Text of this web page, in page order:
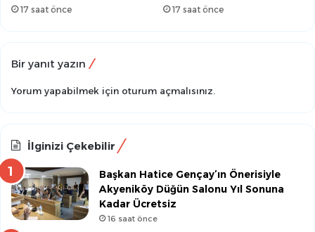
17 saat önce 17 saat önce
Bir yanıt yazın
Yorum yapabilmek için oturum açmalısınız
İlginizi Çekebilir
Başkan Hatice Gençay’ın Önerisiyle
Akyeniköy Düğün Salonu Yıl Sonuna
Kadar Ücretsiz
16 saat önce